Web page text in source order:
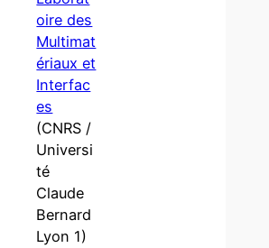
oire des
Multimat
ériaux et
Interfac
es
(CNRS /
Universi
té
Claude
Bernard
Lyon 1)